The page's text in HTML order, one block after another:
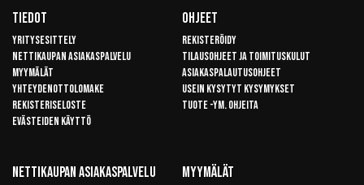
Tiedot
Yritysesittely
Nettikaupan asiakaspalvelu
Myymälät
Yhteydenottolomake
Rekisteriseloste
Evästeiden käyttö
Ohjeet
Rekisteröidy
Tilausohjeet ja toimituskulut
Asiakaspalautusohjeet
Usein kysytyt kysymykset
Tuote -ym. ohjeita
Nettikaupan Asiakaspalvelu Myymälät